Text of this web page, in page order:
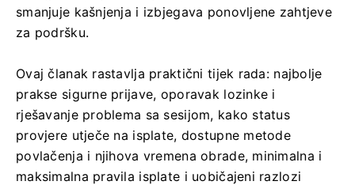
smanjuje kašnjenja i izbjegava ponovljene zahtjeve
za podršku.
Ovaj članak rastavlja praktični tijek rada: najbolje
prakse sigurne prijave, oporavak lozinke i
rješavanje problema sa sesijom, kako status
provjere utječe na isplate, dostupne metode
povlačenja i njihova vremena obrade, minimalna i
maksimalna pravila isplate i uobičajeni razlozi